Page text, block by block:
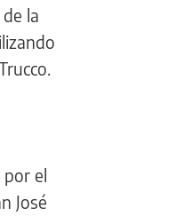
la
el
José